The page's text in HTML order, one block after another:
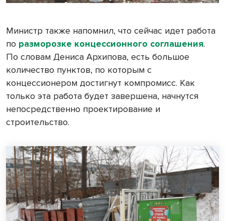
Министр также напомнил, что сейчас идет работа
по разморозке концессионного соглашения.
По словам Дениса Архипова, есть большое
количество пунктов, по которым с
концессионером достигнут компромисс. Как
только эта работа будет завершена, начнутся
непосредственно проектирование и
строительство.